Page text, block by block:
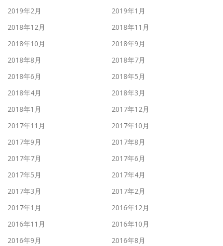
2019年2月
2019年1月
2018年12月
2018年11月
2018年10月
2018年9月
2018年8月
2018年7月
2018年6月
2018年5月
2018年4月
2018年3月
2018年1月
2017年12月
2017年11月
2017年10月
2017年9月
2017年8月
2017年7月
2017年6月
2017年5月
2017年4月
2017年3月
2017年2月
2017年1月
2016年12月
2016年11月
2016年10月
2016年9月
2016年8月